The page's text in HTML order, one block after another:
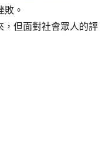
。
，但面對社會眾人的評